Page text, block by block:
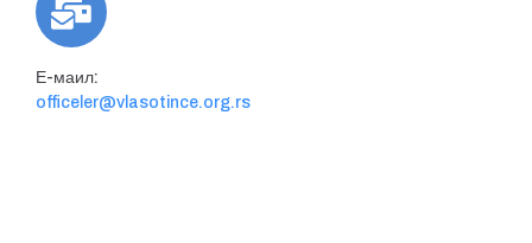
Е-маил:
officeler@vlasotince.org.rs